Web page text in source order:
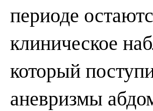
периоде
клиническое
который
аневризмы